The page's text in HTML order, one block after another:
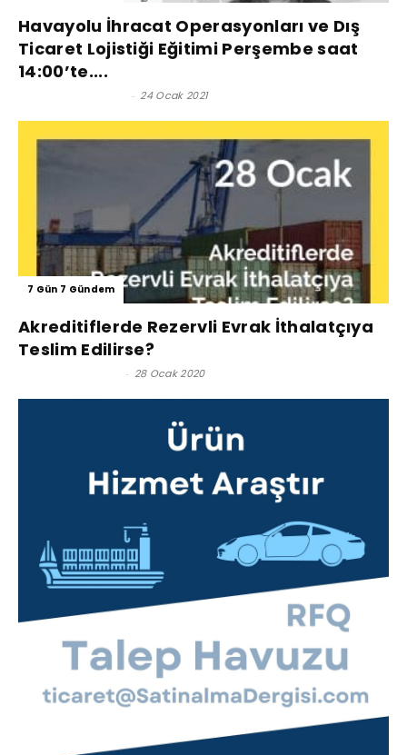
Havayolu İhracat Operasyonları ve Dış
Ticaret Lojistiği Eğitimi Perşembe saat
14:00’te....
- 24 Ocak 2021
7 Gün 7 Gündem
Akreditiflerde Rezervli Evrak İthalatçıya
Teslim Edilirse?
- 28 Ocak 2020